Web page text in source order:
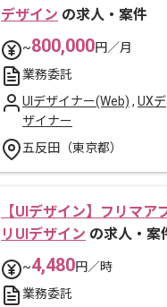
デザイン の求人・案件
~800,000円／月
業務委託
UIデザイナー(Web) , UXデ
ザイナー
五反田（東京都）
【UIデザイン】フリマア
リUIデザイン の求人・案
~4,480円／時
業務委託